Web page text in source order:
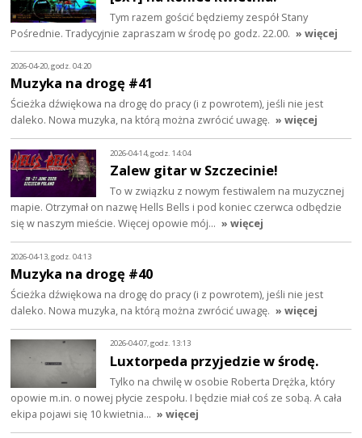
Tym razem gościć będziemy zespół Stany
Pośrednie. Tradycyjnie zapraszam w środę po godz. 22.00. » więcej
2026-04-20, godz. 04:20
Muzyka na drogę #41
Ścieżka dźwiękowa na drogę do pracy (i z powrotem), jeśli nie jest
daleko. Nowa muzyka, na którą można zwrócić uwagę. » więcej
2026-04-14, godz. 14:04
Zalew gitar w Szczecinie!
To w związku z nowym festiwalem na muzycznej
mapie. Otrzymał on nazwę Hells Bells i pod koniec czerwca odbędzie
się w naszym mieście. Więcej opowie mój… » więcej
2026-04-13, godz. 04:13
Muzyka na drogę #40
Ścieżka dźwiękowa na drogę do pracy (i z powrotem), jeśli nie jest
daleko. Nowa muzyka, na którą można zwrócić uwagę. » więcej
2026-04-07, godz. 13:13
Luxtorpeda przyjedzie w środę.
Tylko na chwilę w osobie Roberta Drężka, który
opowie m.in. o nowej płycie zespołu. I będzie miał coś ze sobą. A cała
ekipa pojawi się 10 kwietnia… » więcej